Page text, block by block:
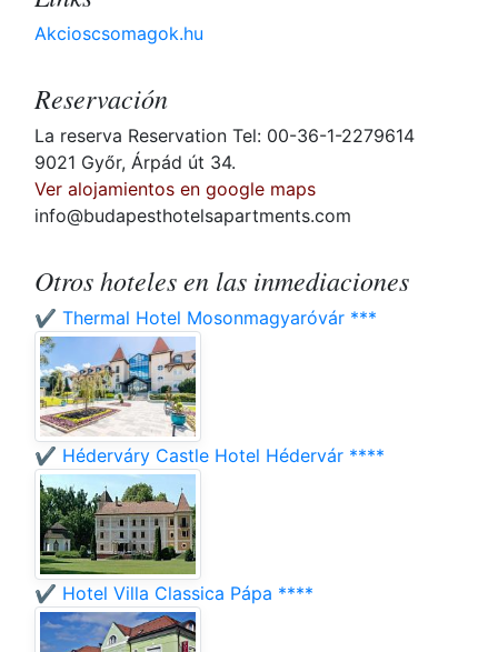
Akcioscsomagok.hu
Reservación
La reserva Reservation Tel: 00-36-1-2279614
9021 Győr, Árpád út 34.
Ver alojamientos en google maps
info@budapesthotelsapartments.com
Otros hoteles en las inmediaciones
✔️ Thermal Hotel Mosonmagyaróvár ***
✔️ Héderváry Castle Hotel Hédervár ****
✔️ Hotel Villa Classica Pápa ****